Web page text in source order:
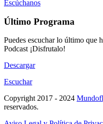
Escúchanos
Último Programa
Puedes escuchar lo último que
Podcast ¡Disfrutalo!
Descargar
Escuchar
Copyright 2017 - 2024
reservados.